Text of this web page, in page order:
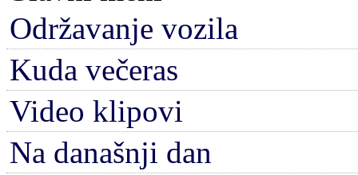
Održavanje vozila
Kuda večeras
Video klipovi
Na današnji dan